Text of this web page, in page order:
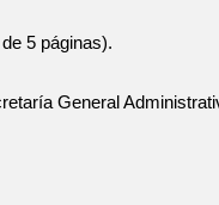
5 páginas).
General